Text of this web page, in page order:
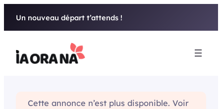
Un nouveau départ t’attends !
Cette annonce n’est plus disponible. Voir